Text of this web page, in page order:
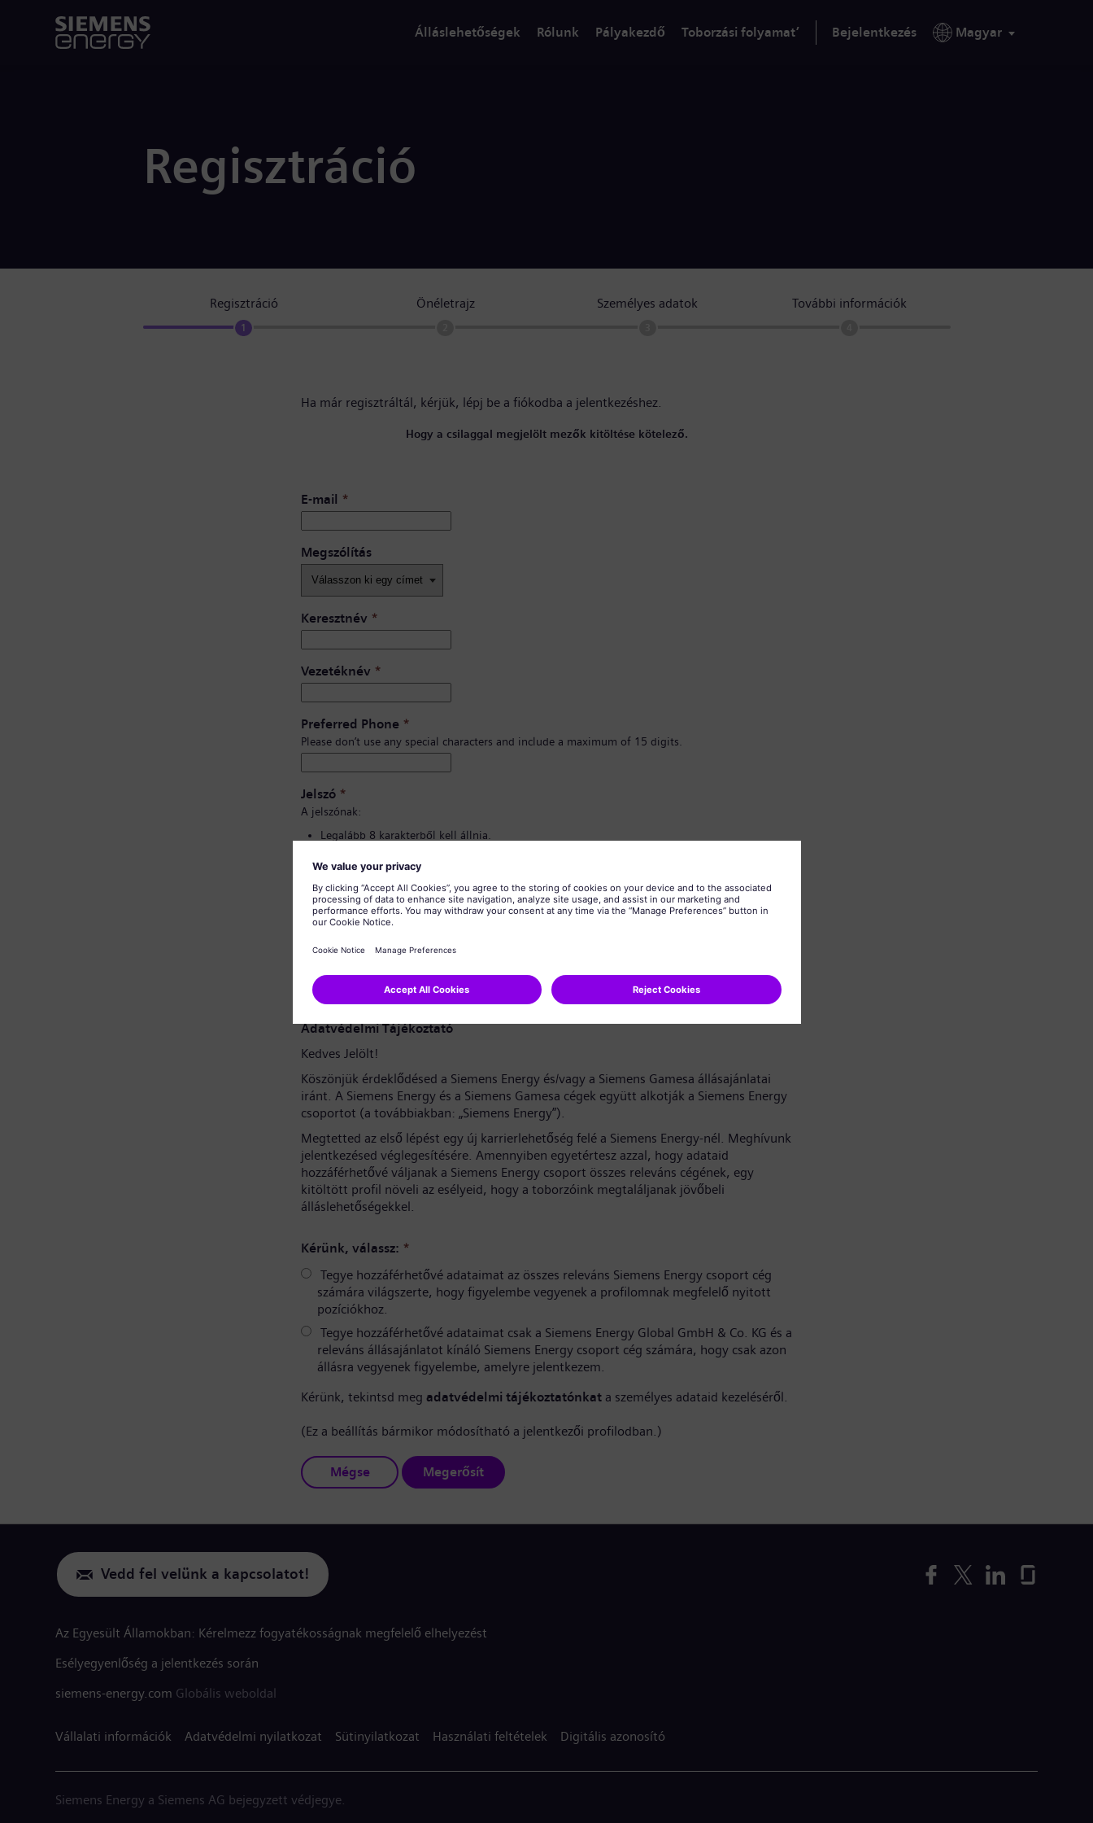
Álláslehetőségek Rólunk Pályakezdő Toborzási folyamat’ Bejelentkezés Magyar
Regisztráció
Regisztráció
1
Önéletrajz Személyes adatok További információk
Ha már regisztráltál, kérjük, lépj be a fiókodba a jelentkezéshez.
Hogy a csilaggal megjelölt mezők kitöltése kötelező.
E-mail *
Megszólítás
Keresztnév *
Vezetéknév *
Preferred Phone *
Please don’t use any special characters and include a maximum of 15 digits.
Jelszó *
A jelszónak:
Legalább 8 karakterből kell állnia.
tartalmaznia.
Nem tartalmazhat személyes adatokat.
Nem tartalmazhat gyakran használt szavakat.
Jelszó megerősítése*
Adatvédelmi Tájékoztató
Kedves Jelölt!
Köszönjük érdeklődésed a Siemens Energy és/vagy a Siemens Gamesa állásajánlatai
iránt. A Siemens Energy és a Siemens Gamesa cégek együtt alkotják a Siemens Energy
csoportot (a továbbiakban: „Siemens Energy”).
Megtetted az első lépést egy új karrierlehetőség felé a Siemens Energy-nél. Meghívunk
jelentkezésed véglegesítésére. Amennyiben egyetértesz azzal, hogy adataid
hozzáférhetővé váljanak a Siemens Energy csoport összes releváns cégének, egy
kitöltött profil növeli az esélyeid, hogy a toborzóink megtaláljanak jövőbeli
álláslehetőségekkel.
Kérünk, válassz: *
Tegye hozzáférhetővé adataimat az összes releváns Siemens Energy csoport cég
számára világszerte, hogy figyelembe vegyenek a profilomnak megfelelő nyitott
pozíciókhoz.
Tegye hozzáférhetővé adataimat csak a Siemens Energy Global GmbH & Co. KG és a
releváns állásajánlatot kínáló Siemens Energy csoport cég számára, hogy csak azon
állásra vegyenek figyelembe, amelyre jelentkezem.
Kérünk, tekintsd meg adatvédelmi tájékoztatónkat a személyes adataid kezeléséről.
(Ez a beállítás bármikor módosítható a jelentkezői profilodban.)
Mégse Megerősít
Vedd fel velünk a kapcsolatot!
Az Egyesült Államokban: Kérelmezz fogyatékosságnak megfelelő elhelyezést
Esélyegyenlőség a jelentkezés során
siemens-energy.com Globális weboldal
Vállalati információk Adatvédelmi nyilatkozat Sütinyilatkozat Használati feltételek Digitális azonosító
Siemens Energy a Siemens AG bejegyzett védjegye.